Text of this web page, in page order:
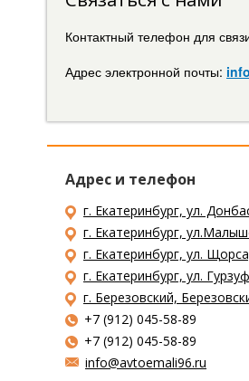
Контактный телефон для
Адрес электронной почты:
Адрес и телефон
г. Екатеринбург, ул.
г. Екатеринбург,
г. Екатеринбург, ул.
г. Екатеринбург, ул.
г. Березовский,
+7 (912) 045-58-89
+7 (912) 045-58-89
info@avtoemali96.ru